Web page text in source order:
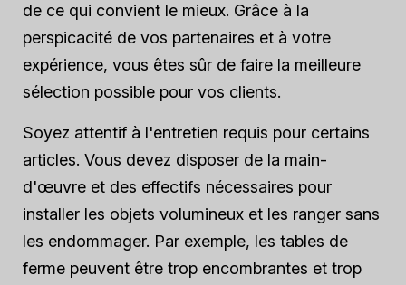
de ce qui convient le mieux. Grâce à la
perspicacité de vos partenaires et à votre
expérience, vous êtes sûr de faire la meilleure
sélection possible pour vos clients.
Soyez attentif à l'entretien requis pour certains
articles. Vous devez disposer de la main-
d'œuvre et des effectifs nécessaires pour
installer les objets volumineux et les ranger sans
les endommager. Par exemple, les tables de
ferme peuvent être trop encombrantes et trop